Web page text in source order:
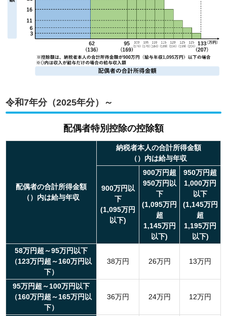
令和7年分（2025年分）～
配偶者特別控除の控除額
配偶者の合計所得金額
（）内は給与年収
納税者本人の合計所得金額
（）内は給与年収
900万円以
下
(1,095万円
以下)
900万円超
950万円以
下
(1,095万円
超
1,145万円
以下)
950万円超
1,000万円
以下
(1,145万円
超
1,195万円
以下)
58万円超～95万円以下
（123万円超～160万円以
下）
38万円 26万円 13万円
95万円超～100万円以下
（160万円超～165万円以
下）
36万円 24万円 12万円